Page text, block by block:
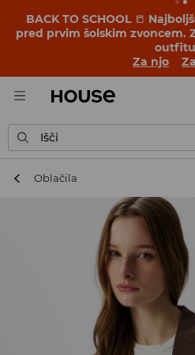
BACK TO SCHOOL 📒
pred prvim šolskim zvoncem.
Za njo
Išči
Oblačila